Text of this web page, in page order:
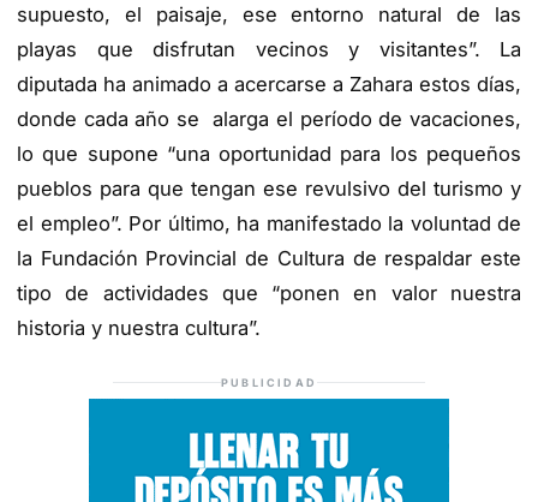
supuesto, el paisaje, ese entorno natural de las
playas que disfrutan vecinos y visitantes”. La
diputada ha animado a acercarse a Zahara estos días,
donde cada año se alarga el período de vacaciones,
lo que supone “una oportunidad para los pequeños
pueblos para que tengan ese revulsivo del turismo y
el empleo”. Por último, ha manifestado la voluntad de
la Fundación Provincial de Cultura de respaldar este
tipo de actividades que “ponen en valor nuestra
historia y nuestra cultura”.
PUBLICIDAD